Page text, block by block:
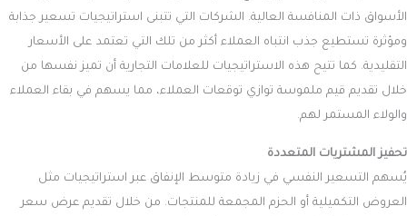
الأسواق ذات المنافسة العالية. الشركات التي تتبنى استراتيجيات تسعير جذابة
ومؤثرة تستطيع جذب انتباه العملاء أكثر من تلك التي تعتمد على الأسعار
التقليدية. كما تتيح هذه الاستراتيجيات للعلامات التجارية أن تميز نفسها من
خلال تقديم قيم ملموسة توازي توقعات العملاء، مما يسهم في بقاء العملاء
والولاء المستمر لهم.
تحفيز المشتريات المتعددة
يُسهم التسعير النفسي في زيادة متوسط الإنفاق عبر استراتيجيات مثل
العروض التكميلية أو الحزم المجمعة للمنتجات. من خلال تقديم عرض سعر